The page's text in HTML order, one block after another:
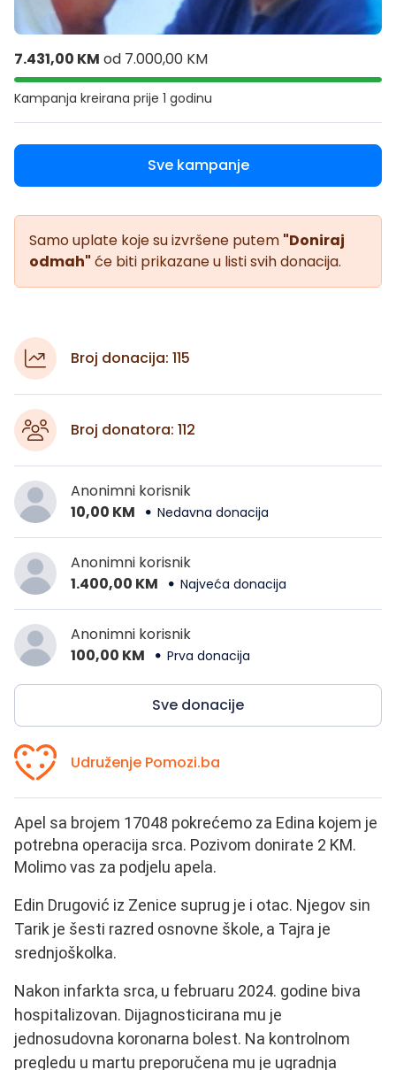
7.431,00 KM od 7.000,00 KM
Kampanja kreirana prije 1 godinu
Sve kampanje
Samo uplate koje su izvršene putem "Doniraj
odmah" će biti prikazane u listi svih donacija.
Broj donacija: 115
Broj donatora: 112
Anonimni korisnik
10,00 KM
Nedavna donacija
Anonimni korisnik
1.400,00 KM
Najveća donacija
Anonimni korisnik
100,00 KM
Prva donacija
Sve donacije
Udruženje Pomozi.ba
Apel sa brojem 17048 pokrećemo za Edina kojem je
potrebna operacija srca. Pozivom donirate 2 KM.
Molimo vas za podjelu apela.
Edin Drugović iz Zenice suprug je i otac. Njegov sin
Tarik je šesti razred osnovne škole, a Tajra je
srednjoškolka.
Nakon infarkta srca, u februaru 2024. godine biva
hospitalizovan. Dijagnosticirana mu je
jednosudovna koronarna bolest. Na kontrolnom
pregledu u martu preporučena mu je ugradnja